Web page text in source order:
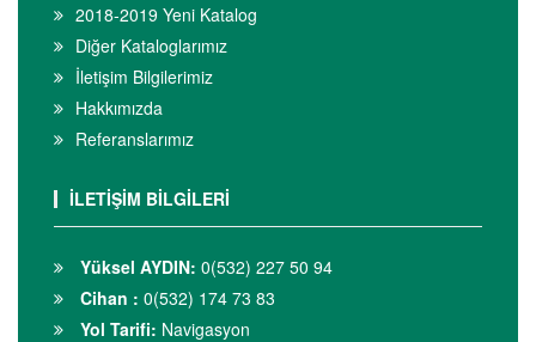
2018-2019 Yeni Katalog
Diğer Kataloglarımız
İletişim Bilgilerimiz
Hakkımızda
Referanslarımız
İLETİŞİM BİLGİLERİ
Yüksel AYDIN: 0(532) 227 50 94
Cihan : 0(532) 174 73 83
Yol Tarifi: Navigasyon